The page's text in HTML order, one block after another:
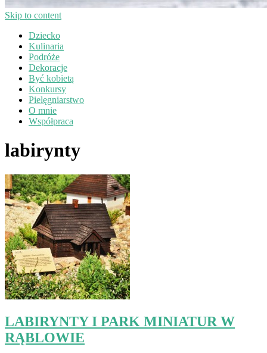
Skip to content
Dziecko
Kulinaria
Podróże
Dekoracje
Być kobietą
Konkursy
Pielęgniarstwo
O mnie
Współpraca
labirynty
LABIRYNTY I PARK MINIATUR W
RĄBLOWIE